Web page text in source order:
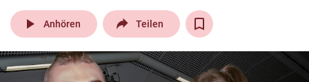
pin_drop
Wien arrow_right
bookmark
play_arrow Anhören Teilen